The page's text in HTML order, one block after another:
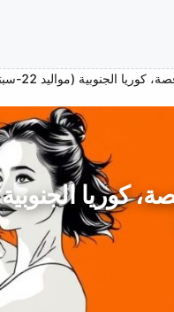
الجنوبية (مواليد 22-سبتمبر-1995)
كوريا الجنوبية